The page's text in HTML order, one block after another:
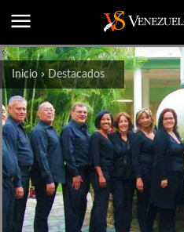
Inicio Destacados